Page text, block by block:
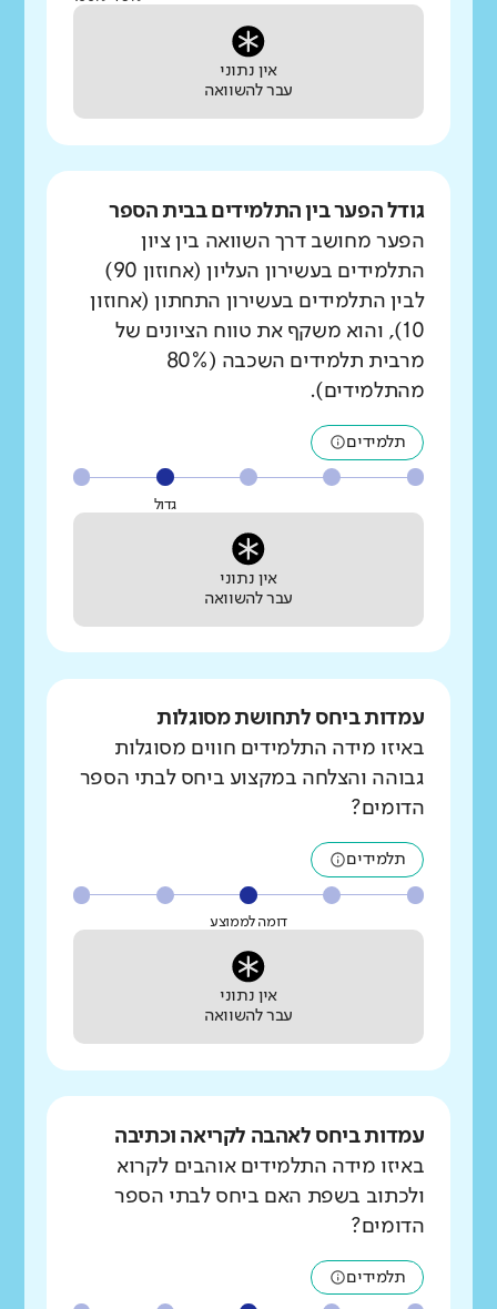
אין נתוני
עבר להשוואה
גודל הפער בין התלמידים בבית הספר
הפער מחושב דרך השוואה בין ציון
התלמידים בעשירון העליון (אחוזון 90)
לבין התלמידים בעשירון התחתון (אחוזון
10), והוא משקף את טווח הציונים של
מרבית תלמידים השכבה (80%
מהתלמידים).
תלמידים
גדול
אין נתוני
עבר להשוואה
עמדות ביחס לתחושת מסוגלות
באיזו מידה התלמידים חווים מסוגלות
גבוהה והצלחה במקצוע ביחס לבתי הספר
הדומים?
תלמידים
דומה לממוצע
אין נתוני
עבר להשוואה
עמדות ביחס לאהבה לקריאה וכתיבה
באיזו מידה התלמידים אוהבים לקרוא
ולכתוב בשפת האם ביחס לבתי הספר
הדומים?
תלמידים